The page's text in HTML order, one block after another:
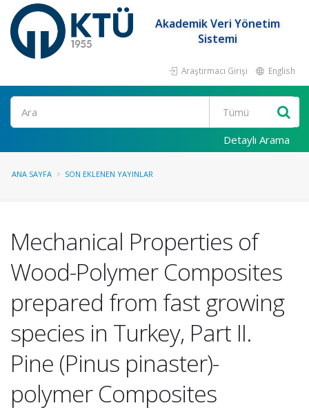
Akademik Veri Yönetim
Sistemi
Araştırmacı Girişi English
Ara
Detaylı Arama
ANA SAYFA SON EKLENEN YAYINLAR
Mechanical Properties of
Wood-Polymer Composites
prepared from fast growing
species in Turkey, Part II.
Pine (Pinus pinaster)-
polymer Composites